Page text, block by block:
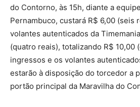
do Contorno, às 15h, diante a
Pernambuco, custará R$ 6,00 (seis
volantes autenticados da
(quatro reais), totalizando R$ 10,00
ingressos e os volantes
estarão à disposição do torcedor a
portão principal da Maravilha do